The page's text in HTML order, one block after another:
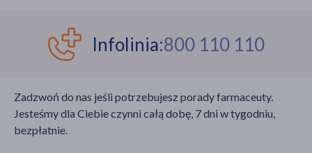
Infolinia:800 110 110
Zadzwoń do nas jeśli potrzebujesz porady farmaceuty.
Jesteśmy dla Ciebie czynni całą dobę, 7 dni w tygodniu,
bezpłatnie.